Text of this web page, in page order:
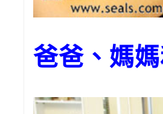
爸爸、媽